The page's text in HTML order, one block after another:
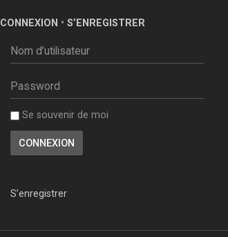
CONNEXION • S’ENREGISTRER
Se souvenir de moi
S’enregistrer